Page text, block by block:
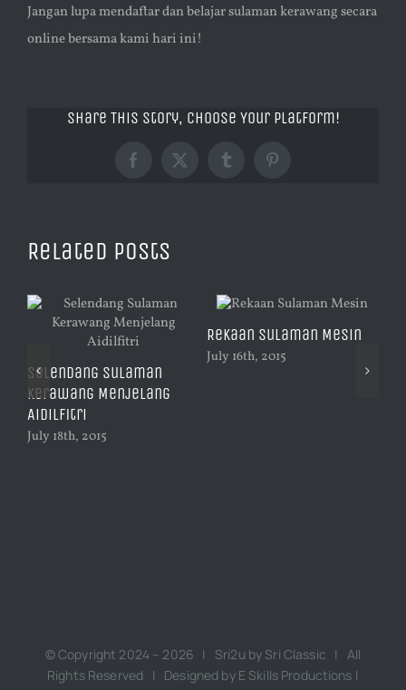
Jangan lupa mendaftar dan belajar sulaman kerawang secara
online bersama kami hari ini!
Share This Story, Choose Your Platform!
Facebook
X TumblrPinterest
Related Posts
Selendang Sulaman
Kerawang Menjelang
Aidilfitri
July 18th, 2015
Rekaan Sulaman Mesin
July 16th, 2015
© Copyright 2024 – 2026 | Sri2u by Sri Classic | All
Rights Reserved | Designed by E Skills Productions |